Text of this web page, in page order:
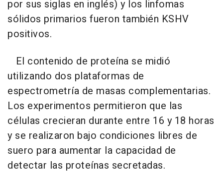
por sus siglas en inglés) y los linfomas
sólidos primarios fueron también KSHV
positivos.
El contenido de proteína se midió
utilizando dos plataformas de
espectrometría de masas complementarias.
Los experimentos permitieron que las
células crecieran durante entre 16 y 18 horas
y se realizaron bajo condiciones libres de
suero para aumentar la capacidad de
detectar las proteínas secretadas.